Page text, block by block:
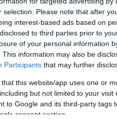
selection. Please note that after
interest-based ads based on
to third parties prior to
of your personal information
This information may also be
Participants that may further
that this website/app uses one or
but not limited to your
to Google and its third-party tags
consent section.
ballerino di Luras da 2
del Coni
Careddu Leonardo–
Gabriele e Pintori
Solinas Mattea
è stata
di gruppo con il